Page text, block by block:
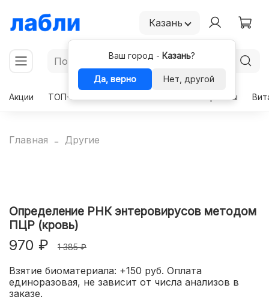
Казань
Ваш город - Казань?
Да, верно
Нет, другой
Акции
ТОП-50 Гормоны
Главная Другие
Определение РНК энтеровирусов методом
ПЦР (кровь)
970 ₽ 1 385 ₽
Взятие биоматериала: +150 руб. Оплата
единоразовая, не зависит от числа анализов в
заказе.